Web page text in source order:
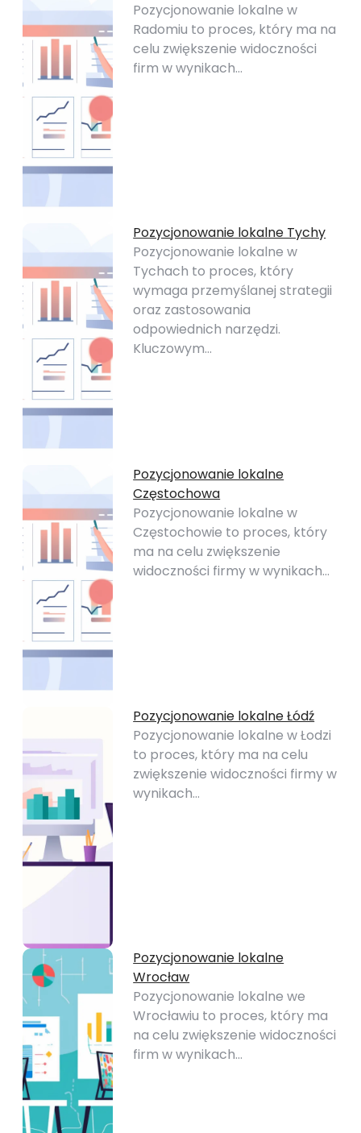
Pozycjonowanie lokalne w
Radomiu to proces, który ma na
celu zwiększenie widoczności
firm w wynikach…
Pozycjonowanie lokalne Tychy
Pozycjonowanie lokalne w
Tychach to proces, który
wymaga przemyślanej strategii
oraz zastosowania
odpowiednich narzędzi.
Kluczowym…
Pozycjonowanie lokalne
Częstochowa
Pozycjonowanie lokalne w
Częstochowie to proces, który
ma na celu zwiększenie
widoczności firmy w wynikach…
Pozycjonowanie lokalne Łódź
Pozycjonowanie lokalne w Łodzi
to proces, który ma na celu
zwiększenie widoczności firmy w
wynikach…
Pozycjonowanie lokalne
Wrocław
Pozycjonowanie lokalne we
Wrocławiu to proces, który ma
na celu zwiększenie widoczności
firm w wynikach…